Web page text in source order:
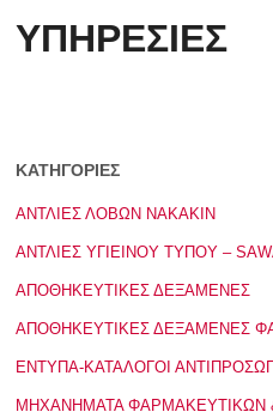
ΥΠΗΡΕΣΙΕΣ
ΚΑΤΗΓΟΡΙΕΣ
ΑΝΤΛΙΕΣ ΛΟΒΩΝ NAKAKIN
ΑΝΤΛΙΕΣ ΥΓΙΕΙΝΟΥ ΤΥΠΟΥ –
ΑΠΟΘΗΚΕΥΤΙΚΕΣ ΔΕΞΑΜΕΝΕΣ
ΑΠΟΘΗΚΕΥΤΙΚΕΣ ΔΕΞΑΜΕΝΕΣ
ΕΝΤΥΠΑ-ΚΑΤΑΛΟΓΟΙ
ΜΗΧΑΝΗΜΑΤΑ ΦΑΡΜΑΚΕΥΤΙΚΩΝ